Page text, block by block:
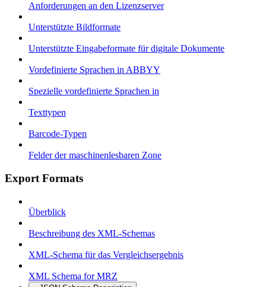
Anforderungen an den Lizenzserver
Unterstützte Bildformate
Unterstützte Eingabeformate für digitale Dokumente
Vordefinierte Sprachen in ABBYY
Spezielle vordefinierte Sprachen in
Texttypen
Barcode-Typen
Felder der maschinenlesbaren Zone
Export Formats
Überblick
Beschreibung des XML-Schemas
XML-Schema für das Vergleichsergebnis
XML Schema for MRZ